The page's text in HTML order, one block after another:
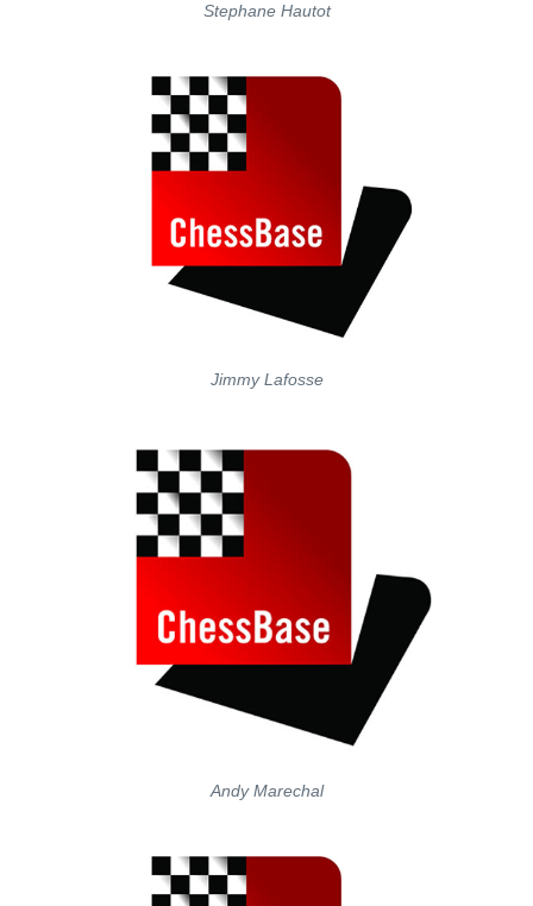
Stephane Hautot
Jimmy Lafosse
Andy Marechal